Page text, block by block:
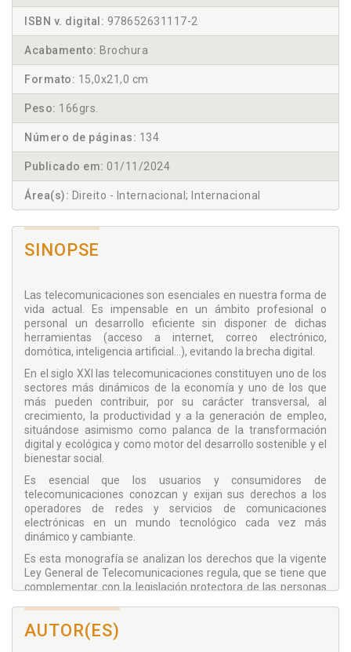
ISBN v. digital: 978652631117-2
Acabamento: Brochura
Formato: 15,0x21,0 cm
Peso: 166grs.
Número de páginas: 134
Publicado em: 01/11/2024
Área(s): Direito - Internacional; Internacional
SINOPSE
Las telecomunicaciones son esenciales en nuestra forma de
vida actual. Es impensable en un ámbito profesional o
personal un desarrollo eficiente sin disponer de dichas
herramientas (acceso a internet, correo electrónico,
domótica, inteligencia artificial...), evitando la brecha digital.
En el siglo XXI las telecomunicaciones constituyen uno de los
sectores más dinámicos de la economía y uno de los que
más pueden contribuir, por su carácter transversal, al
crecimiento, la productividad y a la generación de empleo,
situándose asimismo como palanca de la transformación
digital y ecológica y como motor del desarrollo sostenible y el
bienestar social.
Es esencial que los usuarios y consumidores de
telecomunicaciones conozcan y exijan sus derechos a los
operadores de redes y servicios de comunicaciones
electrónicas en un mundo tecnológico cada vez más
dinámico y cambiante.
Es esta monografía se analizan los derechos que la vigente
Ley General de Telecomunicaciones regula, que se tiene que
complementar con la legislación protectora de las personas
Telecomunicaciones.
AUTOR(ES)